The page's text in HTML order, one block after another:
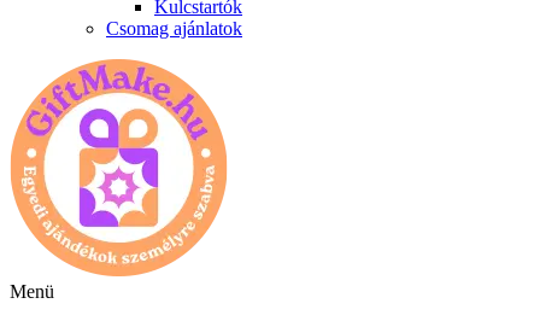
Kulcstartók
Csomag ajánlatok
Menü